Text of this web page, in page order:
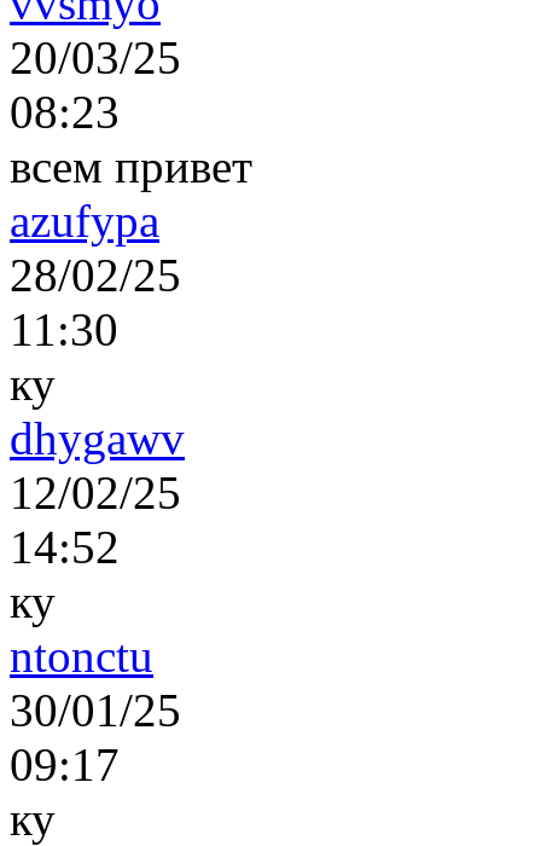
20/03/25
08:23
всем привет
azufypa
28/02/25
11:30
ку
dhygawv
12/02/25
14:52
ку
ntonctu
30/01/25
09:17
ку